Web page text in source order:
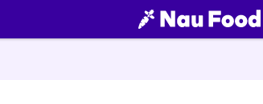
food.NAU.ch